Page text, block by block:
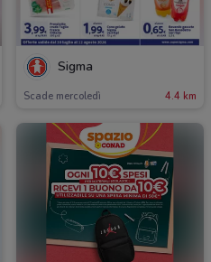
Sigma
Scade mercoledì 4.4 km